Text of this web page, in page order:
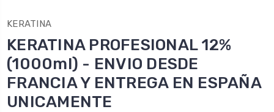
KERATINA
KERATINA PROFESIONAL 12%
(1000ml) - ENVIO DESDE
FRANCIA Y ENTREGA EN ESPAÑA
UNICAMENTE